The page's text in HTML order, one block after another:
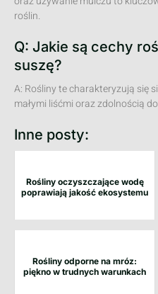
roślin.
Q: Jakie są cechy
suszę?
A: Rośliny te charakteryzują się
małymi liśćmi oraz zdolnością
Inne posty:
Rośliny oczyszczające wodę
poprawiają jakość ekosystemu
Rośliny odporne na mróz:
piękno w trudnych warunkach